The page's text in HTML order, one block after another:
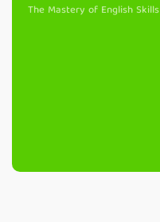
The Mastery of English Skills